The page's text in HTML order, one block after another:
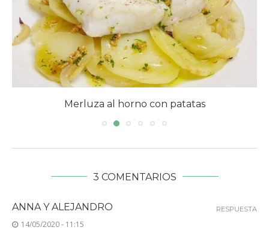
Merluza a la Catalana
3 COMENTARIOS
ANNA Y ALEJANDRO
14/05/2020 - 11:15
RESPUESTA